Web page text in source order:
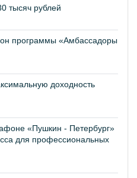
тысяч рублей
программы «Амбассадоры
доходность
«Пушкин - Петербург»
для профессиональных